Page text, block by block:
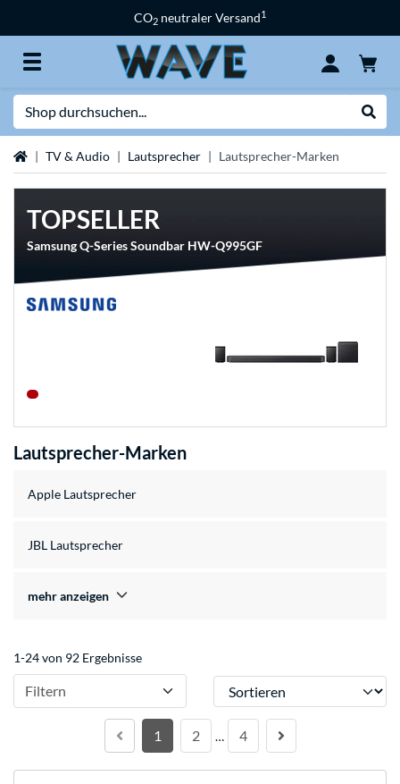
CO2 neutraler Versand1
StartseiteTV & Audio Lautsprecher Lautsprecher-Marken
TOPSELLER
Samsung Q-Series Soundbar HW-Q995GF
Lautsprecher-Marken
Apple Lautsprecher
JBL Lautsprecher
mehr anzeigen
1-24 von 92 Ergebnisse
Filtern Sortieren
1 2 … 4